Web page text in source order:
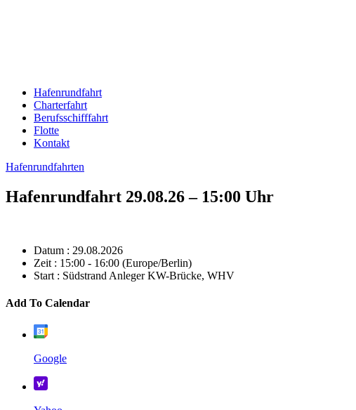
Hafenrundfahrt
Charterfahrt
Berufsschifffahrt
Flotte
Kontakt
Hafenrundfahrten
Hafenrundfahrt 29.08.26 – 15:00 Uhr
Datum : 29.08.2026
Zeit : 15:00 - 16:00 (Europe/Berlin)
Start : Südstrand Anleger KW-Brücke, WHV
Add To Calendar
Google